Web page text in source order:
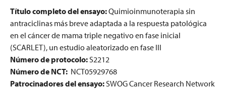
Título completo del ensayo:Quimioinmunoterapia sin
antraciclinas más breve adaptada a la respuesta patológica
en el cáncer de mama triple negativo en fase inicial
(SCARLET), un estudio aleatorizado en fase III
Número de protocolo:S2212
Número de NCT: NCT05929768
Patrocinadores del ensayo:SWOG Cancer Research Network